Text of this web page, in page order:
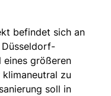
befindet sich an
eines größeren
zu
soll in